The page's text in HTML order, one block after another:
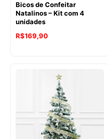
Bicos de Confeitar
Natalinos – Kit com 4
unidades
R$169,90